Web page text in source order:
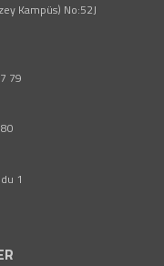
Kampüs) No:52J
79